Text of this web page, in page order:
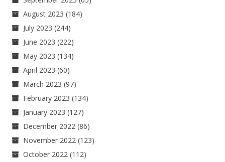
August 2023 (184)
July 2023 (244)
June 2023 (222)
May 2023 (134)
April 2023 (60)
March 2023 (97)
February 2023 (134)
January 2023 (127)
December 2022 (86)
November 2022 (123)
October 2022 (112)